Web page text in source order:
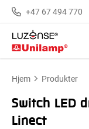
+47 67 494 770
Hjem Produkter
Switch LED
Linect